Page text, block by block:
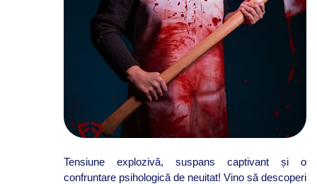
Tensiune explozivă, suspans captivant și o
confruntare psihologică de neuitat! Vino să descoperi